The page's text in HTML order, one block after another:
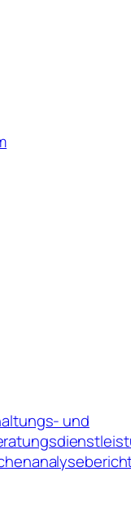
und